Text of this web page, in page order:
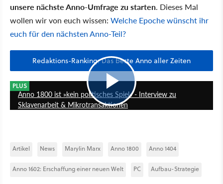
unsere nächste Anno-Umfrage zu starten. Dieses Mal
wollen wir von euch wissen: Welche Epoche wünscht ihr
euch für den nächsten Anno-Teil?
Redaktions-Ranking: Das beste Anno aller Zeiten
PLUS
9:25
Anno 1800 ist »kein politisches Spiel« - Interview zu
Sklavenarbeit & Mikrotransaktionen
Artikel News Marylin Marx Anno 1800 Anno 1404
Anno 1602: Erschaffung einer neuen Welt PC Aufbau-Strategie